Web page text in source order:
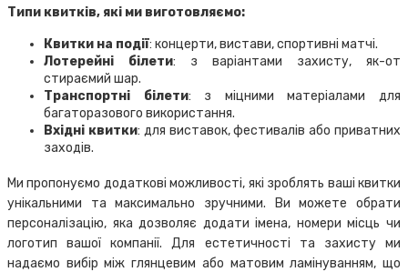
Типи квитків, які ми виготовляємо:
Квитки на події: концерти, вистави, спортивні матчі.
Лотерейні білети: з варіантами захисту, як-от
стираємий шар.
Транспортні білети: з міцними матеріалами для
багаторазового використання.
Вхідні квитки: для виставок, фестивалів або приватних
заходів.
Ми пропонуємо додаткові можливості, які зроблять ваші квитки
унікальними та максимально зручними. Ви можете обрати
персоналізацію, яка дозволяє додати імена, номери місць чи
логотип вашої компанії. Для естетичності та захисту ми
надаємо вибір між глянцевим або матовим ламінуванням, що